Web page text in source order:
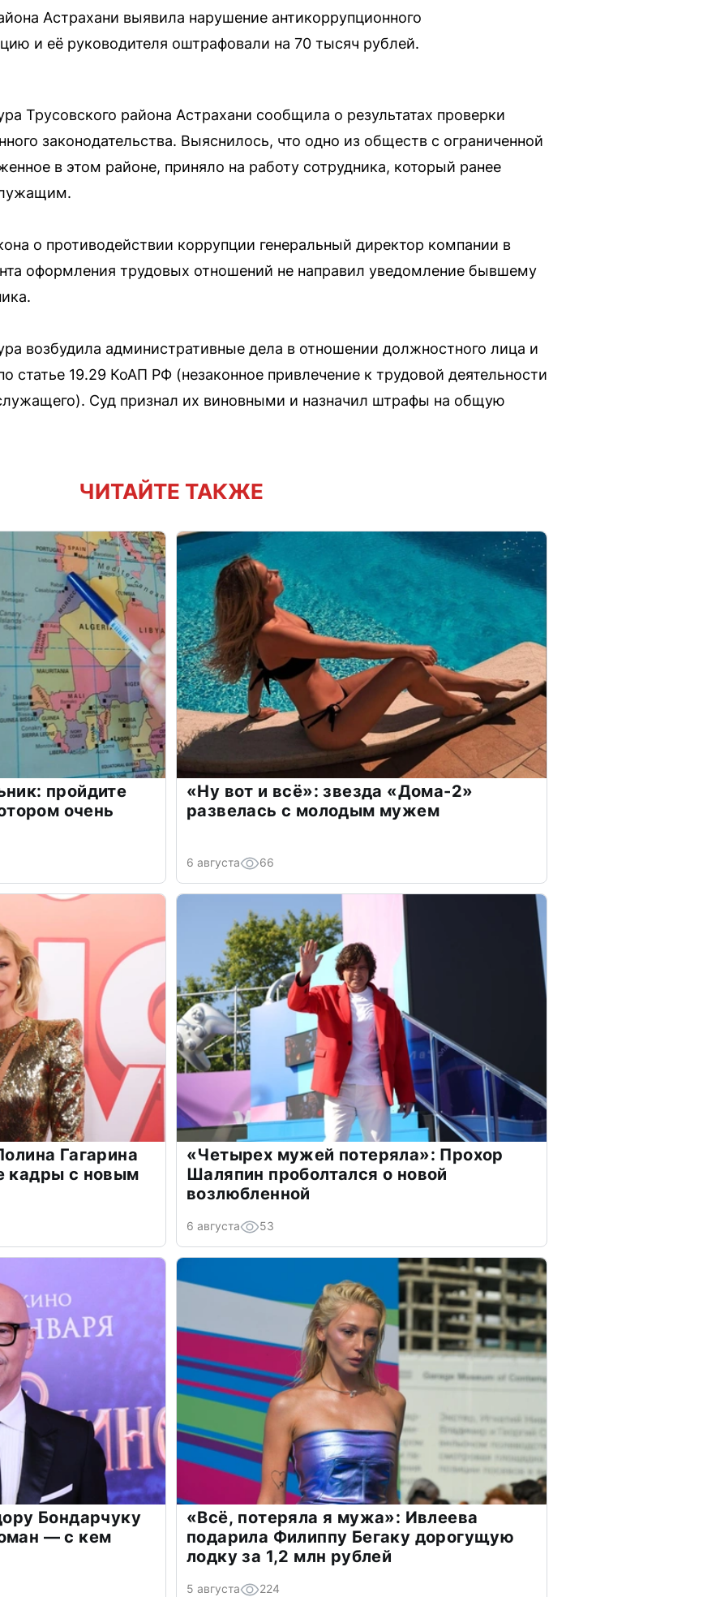
Астрахани выявила нарушение антикоррупционного
и её руководителя оштрафовали на 70 тысяч рублей.
Трусовского района Астрахани сообщила о результатах проверки
законодательства. Выяснилось, что одно из обществ с ограниченной
в этом районе, приняло на работу сотрудника, который ранее
о противодействии коррупции генеральный директор компании в
оформления трудовых отношений не направил уведомление бывшему
возбудила административные дела в отношении должностного лица и
статье 19.29 КоАП РФ (незаконное привлечение к трудовой деятельности
Суд признал их виновными и назначил штрафы на общую
ЧИТАЙТЕ ТАКЖЕ
пройдите
очень
«Ну вот и всё»: звезда «Дома-2»
развелась с молодым мужем
6 августа 66
Гагарина
кадры с новым
«Четырех мужей потеряла»: Прохор
Шаляпин проболтался о новой
возлюбленной
6 августа 53
Бондарчуку
— с кем
«Всё, потеряла я мужа»: Ивлеева
подарила Филиппу Бегаку дорогущую
лодку за 1,2 млн рублей
5 августа 224